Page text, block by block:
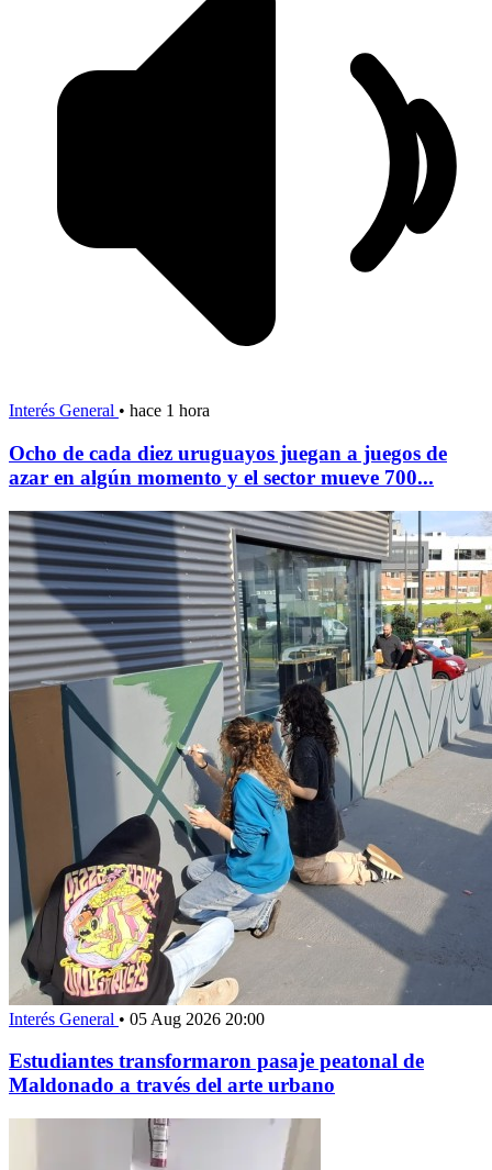
Interés General • hace 1 hora
Ocho de cada diez uruguayos juegan a juegos de
azar en algún momento y el sector mueve 700...
Interés General • 05 Aug 2026 20:00
Estudiantes transformaron pasaje peatonal de
Maldonado a través del arte urbano